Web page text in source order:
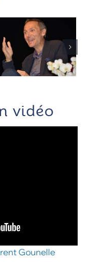
vidéo
Gounelle